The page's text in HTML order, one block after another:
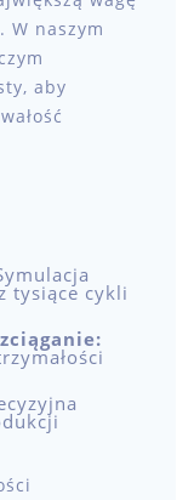
W naszym
aby
tysiące cykli